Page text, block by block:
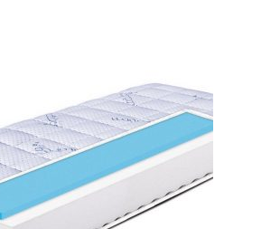
TOVÁBB OLVASOM